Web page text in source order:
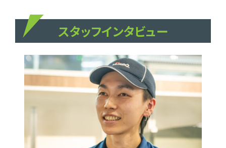
スタッフインタビュー